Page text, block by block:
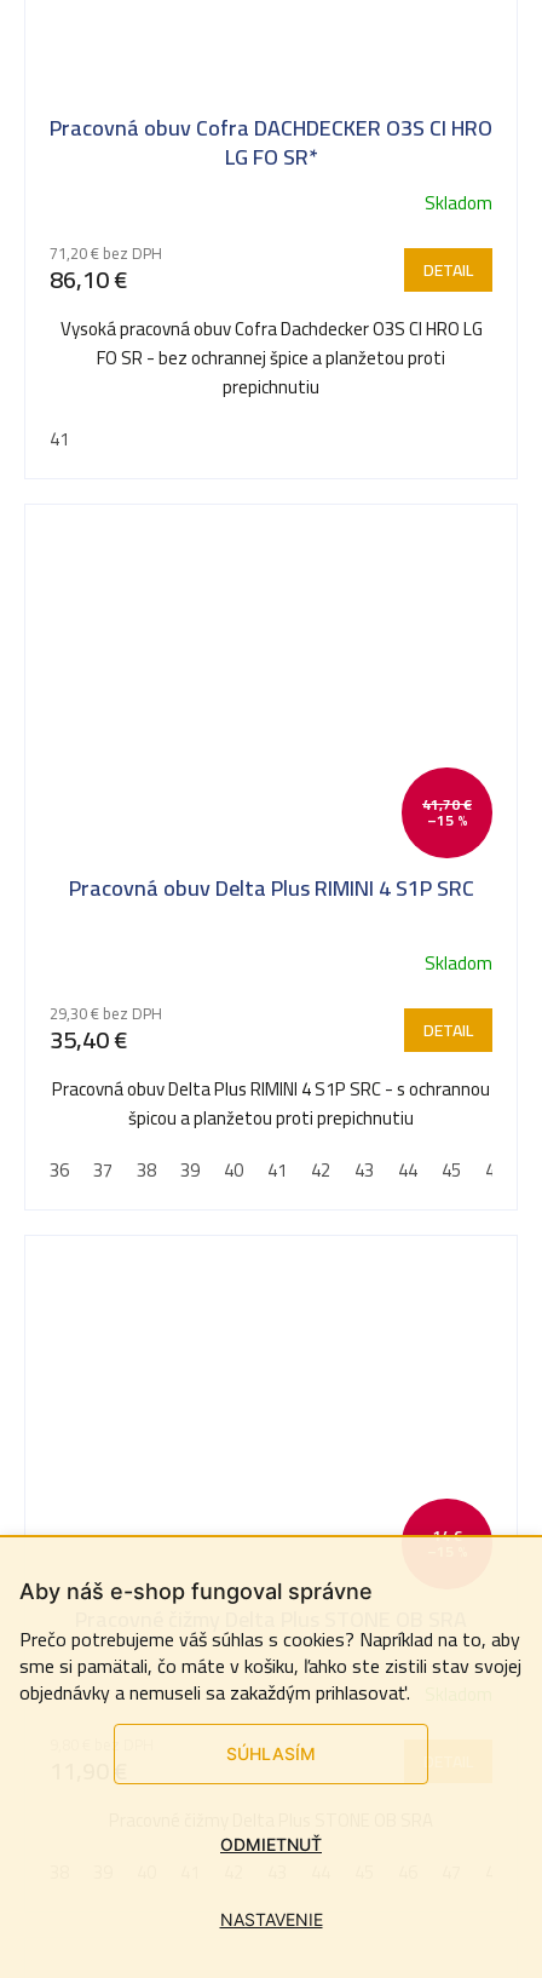
Aby náš e-shop fungoval správne
Prečo potrebujeme váš súhlas s cookies? Napríklad na to, aby
sme si pamätali, čo máte v košiku, ľahko ste zistili stav svojej
objednávky a nemuseli sa zakaždým prihlasovať.
SÚHLASÍM
NASTAVENIE
ODMIETNUŤ
Pracovná obuv Cofra DACHDECKER O3S CI HRO
LG FO SR*
Skladom
71,20 € bez DPH
86,10 € DETAIL
Vysoká pracovná obuv Cofra Dachdecker O3S CI HRO LG
FO SR - bez ochrannej špice a planžetou proti
prepichnutiu
41
41,70 €
–15 %
Pracovná obuv Delta Plus RIMINI 4 S1P SRC
Skladom
29,30 € bez DPH
35,40 € DETAIL
Pracovná obuv Delta Plus RIMINI 4 S1P SRC - s ochrannou
špicou a planžetou proti prepichnutiu
36
37 38 39 40 41 42 43 44 45 46
14 €
Priemerné
hodnotenie
11,90 €